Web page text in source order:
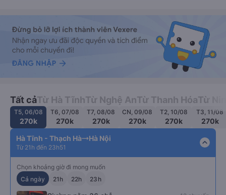
Tất cảTừ Hà TĩnhTừ Nghệ AnTừ Thanh HóaTừ
T5, 06/08
270k
T6, 07/08
270k
T7, 08/08
270k
CN, 09/08
270k
T2, 10/08
270k
T3, 11/08
270k
Hà Tĩnh - Thạch Hà
Hà Nội
Từ 21h đến 23h51 expand_less
Chọn khoảng giờ đi mong muốn
Cả ngày
21h 22h 23h